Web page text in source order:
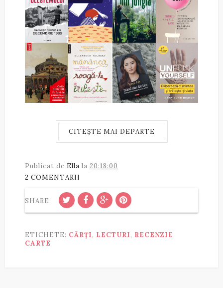
CITEȘTE MAI DEPARTE
Publicat de Ella la 20:18:00
2 COMENTARII
SHARE:
ETICHETE: CĂRȚI, LECTURI, RECENZIE
CARTE